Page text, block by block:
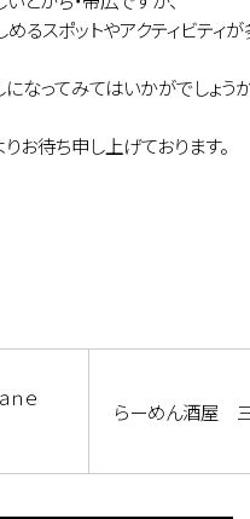
るスポットやアクティビティ
なってみてはいかがでしょうか
お待ち申し上げております。
ｎｅ
らーめん酒屋